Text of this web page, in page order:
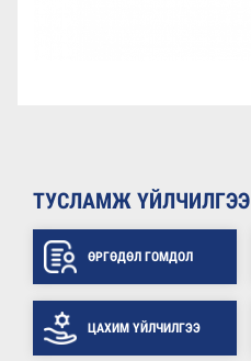
ТУСЛАМЖ ҮЙЛЧИЛГЭЭ
ӨРГӨДӨЛ ГОМДОЛ
ЦАХИМ ҮЙЛЧИЛГЭЭ